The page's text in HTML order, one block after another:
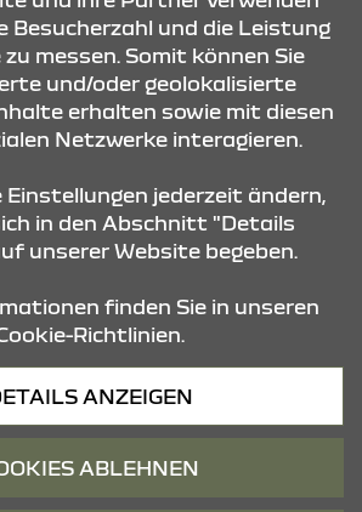
Besucherzahl und die Leistung
messen. Somit können Sie
und/oder geolokalisierte
erhalten sowie mit diesen
Netzwerke interagieren.
Einstellungen jederzeit ändern,
in den Abschnitt "Details
unserer Website begeben.
finden Sie in unseren
Richtlinien.
ANZEIGEN
ABLEHNEN